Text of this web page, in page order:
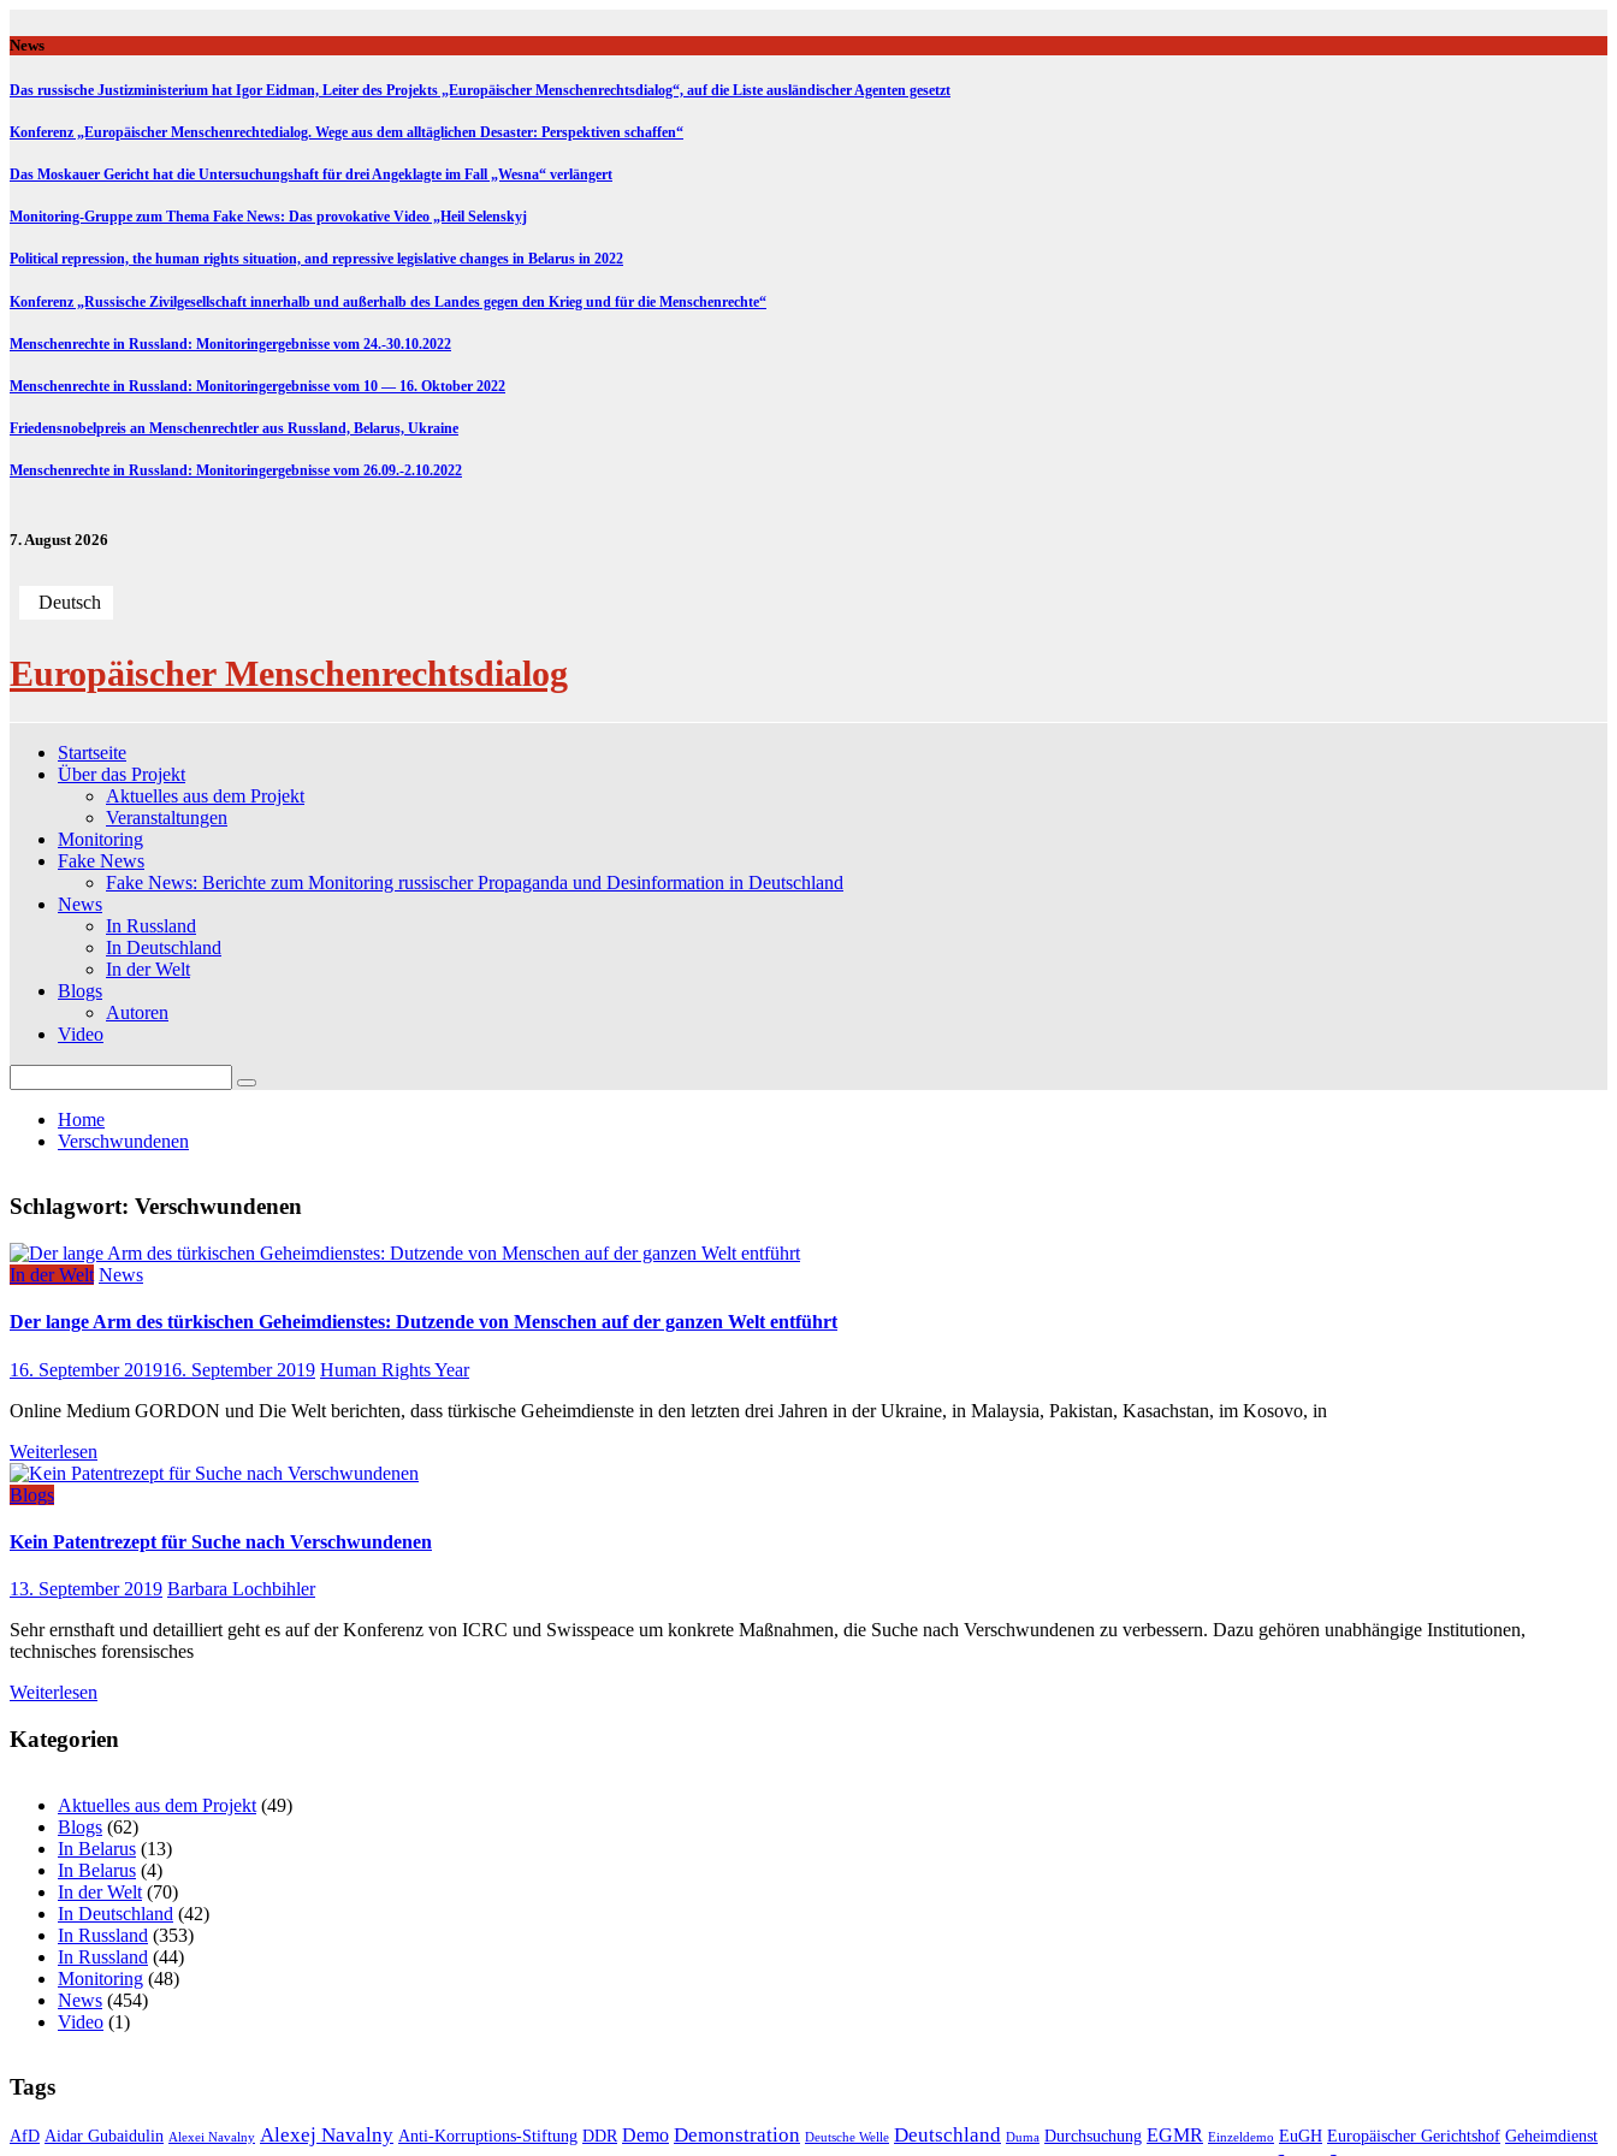
to
content
News
Das russische Justizministerium hat Igor Eidman, Leiter des Projekts „Europäischer Menschenrechtsdialog“, auf die Liste ausländischer Agenten gesetzt
Konferenz „Europäischer Menschenrechtedialog. Wege aus dem alltäglichen Desaster: Perspektiven schaffen“
Das Moskauer Gericht hat die Untersuchungshaft für drei Angeklagte im Fall „Wesna“ verlängert
Monitoring-Gruppe zum Thema Fake News: Das provokative Video „Heil Selenskyj
Political repression, the human rights situation, and repressive legislative changes in Belarus in 2022
Konferenz „Russische Zivilgesellschaft innerhalb und außerhalb des Landes gegen den Krieg und für die Menschenrechte“
Menschenrechte in Russland: Monitoringergebnisse vom 24.-30.10.2022
Menschenrechte in Russland: Monitoringergebnisse vom 10 — 16. Oktober 2022
Friedensnobelpreis an Menschenrechtler aus Russland, Belarus, Ukraine
Menschenrechte in Russland: Monitoringergebnisse vom 26.09.-2.10.2022
7. August 2026
Deutsch
Europäischer Menschenrechtsdialog
Startseite
Über das Projekt
Aktuelles aus dem Projekt
Veranstaltungen
Monitoring
Fake News
Fake News: Berichte zum Monitoring russischer Propaganda und Desinformation in Deutschland
News
In Russland
In Deutschland
In der Welt
Blogs
Autoren
Video
for:
Home
Verschwundenen
Schlagwort: Verschwundenen
In der Welt News
Der lange Arm des türkischen Geheimdienstes: Dutzende von Menschen auf der ganzen Welt entführt
16. September 201916. September 2019 Human Rights Year
Online Medium GORDON und Die Welt berichten, dass türkische Geheimdienste in den letzten drei Jahren in der Ukraine, in Malaysia, Pakistan, Kasachstan, im Kosovo, in
Weiterlesen
Blogs
Kein Patentrezept für Suche nach Verschwundenen
13. September 2019 Barbara Lochbihler
Sehr ernsthaft und detailliert geht es auf der Konferenz von ICRC und Swisspeace um konkrete Maßnahmen, die Suche nach Verschwundenen zu verbessern. Dazu gehören unabhängige Institutionen,
technisches forensisches
Weiterlesen
Kategorien
Aktuelles aus dem Projekt (49)
Blogs (62)
In Belarus (13)
In Belarus (4)
In der Welt (70)
In Deutschland (42)
In Russland (353)
In Russland (44)
Monitoring (48)
News (454)
Video (1)
Tags
AfD Aidar Gubaidulin Alexei Navalny Alexej Navalny Anti-Korruptions-Stiftung DDR Demo Demonstration Deutsche Welle Deutschland Duma Durchsuchung EGMR Einzeldemo EuGH Europäischer Gerichtshof Geheimdienst